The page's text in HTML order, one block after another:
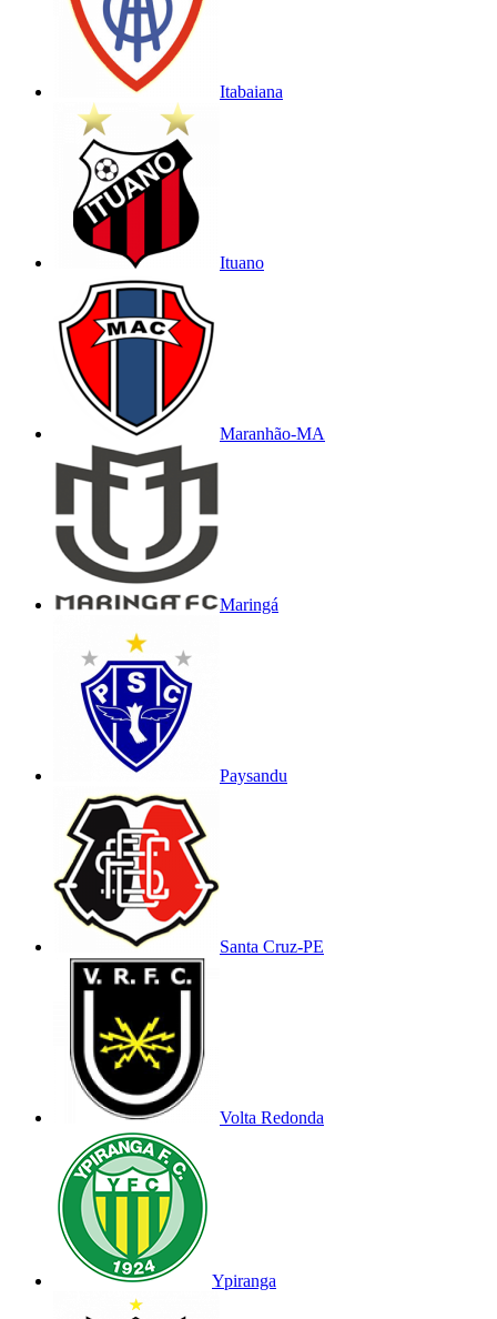
Itabaiana
Ituano
Maranhão-MA
Maringá
Paysandu
Santa Cruz-PE
Volta Redonda
Ypiranga